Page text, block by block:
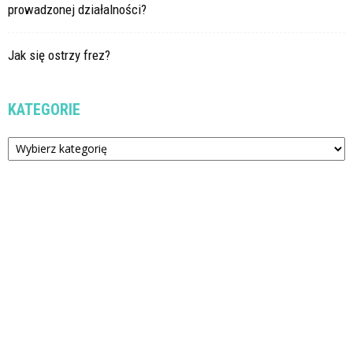
prowadzonej działalności?
Jak się ostrzy frez?
KATEGORIE
Kategorie